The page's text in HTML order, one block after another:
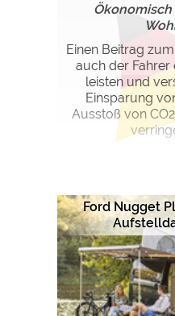
Einen Beitrag
auch der Fahrer
leisten und
Einsparung
Ausstoß von
Ford Nugget